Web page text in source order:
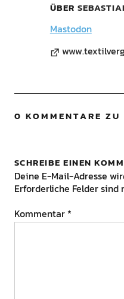
ÜBER
Mastodon
0 KOMMENTARE ZU
SCHREIBE EINEN
Deine E-Mail-Adresse
Erforderliche Felder sind
Kommentar *